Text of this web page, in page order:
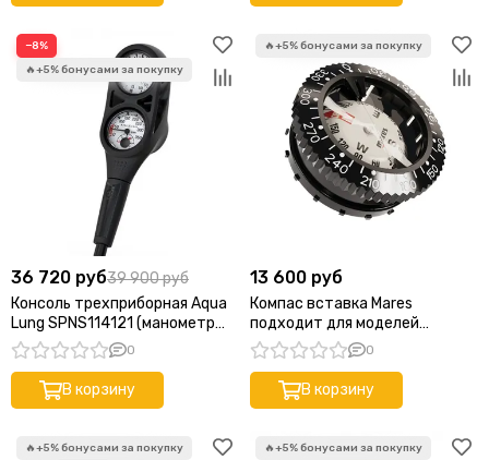
−8%
36 720 руб39 900 руб
Консоль трехприборная Aqua
Lung SPNS114121 (манометр
350 бар + глубиномер +
компас)
0
В корзину
13 600 руб
Компас вставка Mares
подходит для моделей
Mission3 И Mission2
0
В корзину